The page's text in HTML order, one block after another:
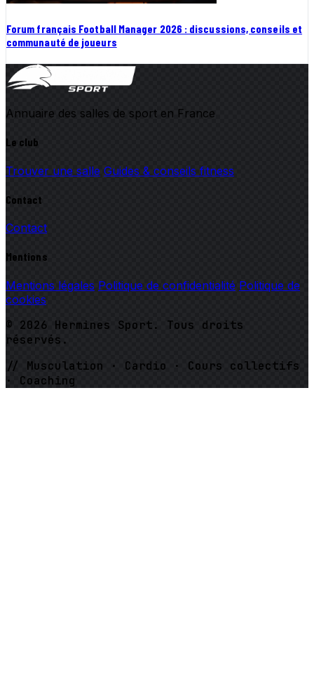
Forum français Football Manager 2026 : discussions, conseils et
communauté de joueurs
Annuaire des salles de sport en France
Le club
Trouver une salle Guides & conseils fitness
Contact
Contact
Mentions
Mentions légales Politique de confidentialité Politique de
cookies
© 2026 Hermines Sport. Tous droits
réservés.
// Musculation · Cardio · Cours collectifs
· Coaching